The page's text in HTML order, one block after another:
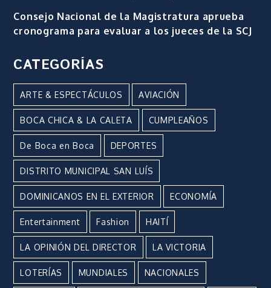
Consejo Nacional de la Magistratura aprueba
cronograma para evaluar a los jueces de la SCJ
CATEGORÍAS
ARTE & ESPECTÁCULOS AVIACIÓN
BOCA CHICA & LA CALETA CUMPLEAÑOS
De Boca en Boca DEPORTES
DISTRITO MUNICIPAL SAN LUÍS
DOMINICANOS EN EL EXTERIOR ECONOMÍA
Entertainment Fashion HAITÍ
LA OPINIÓN DEL DIRECTOR LA VICTORIA
LOTERÍAS MUNDIALES NACIONALES